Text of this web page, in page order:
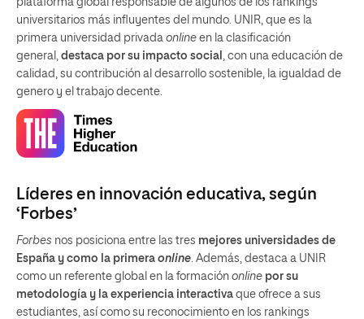
plataforma global responsable de algunos de los rankings
universitarios más influyentes del mundo. UNIR, que es la
primera universidad privada online en la clasificación
general, destaca por su impacto social , con una educación de
calidad, su contribución al desarrollo sostenible, la igualdad de
genero y el trabajo decente.
Líderes en innovación educativa, según
‘Forbes’
Forbes nos posiciona entre las tres mejores universidades de
España y como la primera online. Además, destaca a UNIR
como un referente global en la formación online por su
metodología y la experiencia interactiva que ofrece a sus
estudiantes, así como su reconocimiento en los rankings